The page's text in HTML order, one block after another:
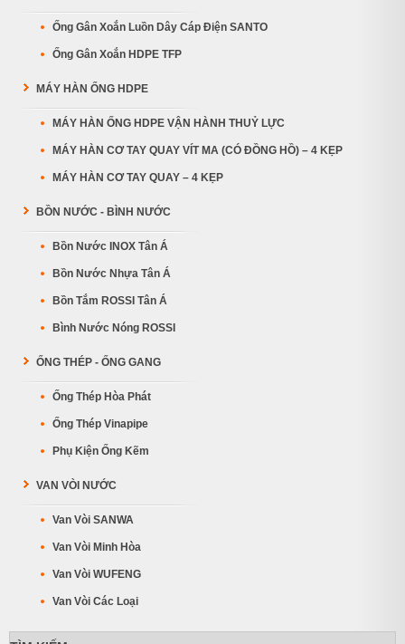
Ống Gân Xoắn Luồn Dây Cáp Điện SANTO
Ống Gân Xoắn HDPE TFP
MÁY HÀN ỐNG HDPE
MÁY HÀN ỐNG HDPE VẬN HÀNH THUỶ LỰC
MÁY HÀN CƠ TAY QUAY VÍT MA (CÓ ĐỒNG HỒ) – 4 KẸP
MÁY HÀN CƠ TAY QUAY – 4 KẸP
BỒN NƯỚC - BÌNH NƯỚC
Bồn Nước INOX Tân Á
Bồn Nước Nhựa Tân Á
Bồn Tắm ROSSI Tân Á
Bình Nước Nóng ROSSI
ỐNG THÉP - ỐNG GANG
Ống Thép Hòa Phát
Ống Thép Vinapipe
Phụ Kiện Ống Kẽm
VAN VÒI NƯỚC
Van Vòi SANWA
Van Vòi Minh Hòa
Van Vòi WUFENG
Van Vòi Các Loại